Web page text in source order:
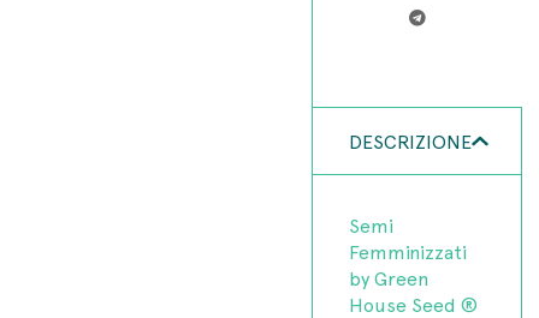
DESCRIZIONE
Semi
Femminizzati
by Green
House Seed ®